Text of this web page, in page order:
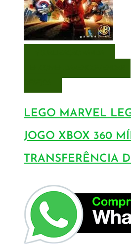
LEGO MARVEL
JOGO XBOX 360
TRANSFERÊNCIA